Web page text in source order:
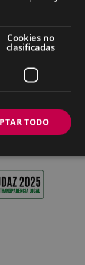
Accesibilidad
Cookies no
clasificadas
TODO